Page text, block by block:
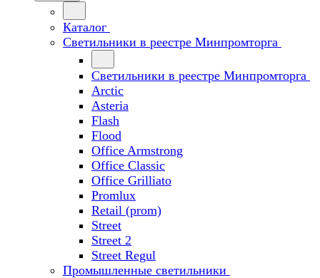
Каталог
Светильники в реестре Минпромторга
Светильники в реестре Минпромторга
Arctic
Asteria
Flash
Flood
Office Armstrong
Office Classic
Office Grilliato
Promlux
Retail (prom)
Street
Street 2
Street Regul
Промышленные светильники